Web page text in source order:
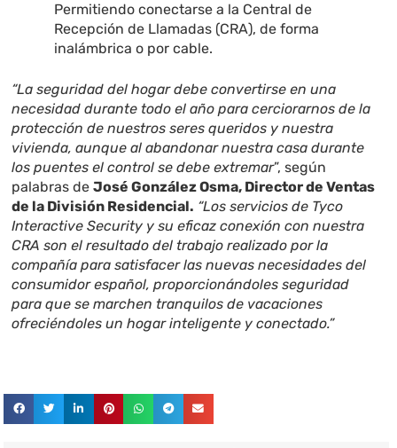
Permitiendo conectarse a la Central de
Recepción de Llamadas (CRA), de forma
inalámbrica o por cable.
“La seguridad del hogar debe convertirse en una
necesidad durante todo el año para cerciorarnos de la
protección de nuestros seres queridos y nuestra
vivienda, aunque al abandonar nuestra casa durante
los puentes el control se debe extremar”, según
palabras deJosé González Osma, Director de Ventas
de la División Residencial. “Los servicios de Tyco
Interactive Security y su eficaz conexión con nuestra
CRA son el resultado del trabajo realizado por la
compañía para satisfacer las nuevas necesidades del
consumidor español, proporcionándoles seguridad
para que se marchen tranquilos de vacaciones
ofreciéndoles un hogar inteligente y conectado.”